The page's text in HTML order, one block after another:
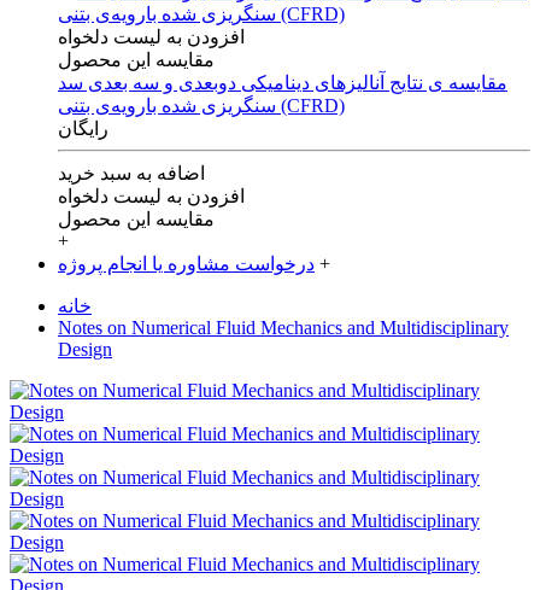
افزودن به لیست دلخواه
مقایسه این محصول
مقایسه ی‌ نتایج آنالیزهای‌ دینامیکی‌ دوبعدی‌ و‌ سه بعدی‌ سد
سنگریزی‌ شده با‌رویه‌ی‌ بتنی‌ (CFRD)
رایگان
اضافه به سبد خرید
افزودن به لیست دلخواه
مقایسه این محصول
+
درخواست مشاوره یا انجام پروژه +
خانه
Notes on Numerical Fluid Mechanics and Multidisciplinary
Design